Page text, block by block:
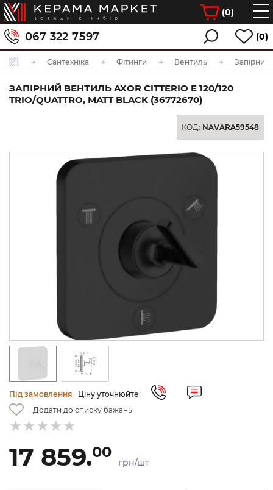
(0)
067 322 7597 (0)
Сантехніка Фітинги Вентиль
ЗАПІРНИЙ ВЕНТИЛЬ AXOR CITTERIO E 120/120
TRIO/QUATTRO, MATT BLACK (36772670)
КОД: NAVARA59548
Під замовлення
Ціну уточнюйте
Додати до списку бажань
17 859.00
грн/шт